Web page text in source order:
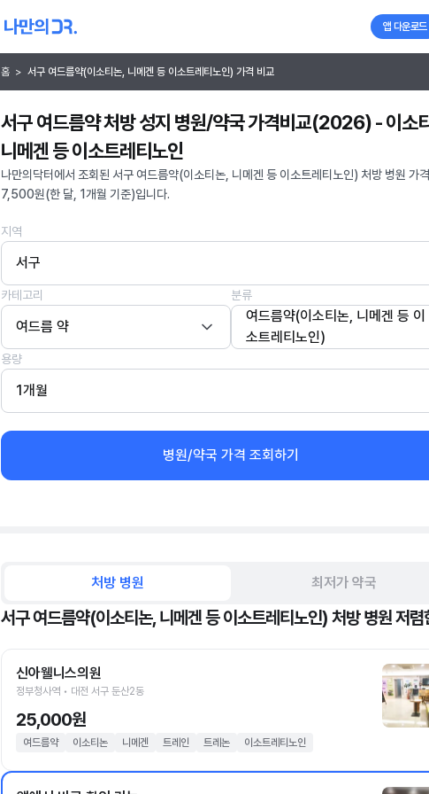
앱 다운로드
홈 > 서구 여드름약(이소티논, 니메겐 등 이소트레티노인) 가격 비교
서구 여드름약 처방 성지 병원/약국 가격비교(2026) - 이소
니메겐 등 이소트레티노인
나만의닥터에서 조회된 서구 여드름약(이소티논, 니메겐 등 이소트레티노인) 처방 병원 가
7,500원(한 달, 1개월 기준)입니다.
지역
서구
카테고리
여드름 약
분류
여드름약(이소티논, 니메겐 등 이
소트레티노인)
용량
1개월
병원/약국 가격 조회하기
처방 병원 최저가 약국
서구 여드름약(이소티논, 니메겐 등 이소트레티노인) 처방 병원 저렴
신아웰니스의원
정부청사역 • 대전 서구 둔산2동
25,000원
여드름약 이소티논 니메겐 트레인 트레논 이소트레티노인